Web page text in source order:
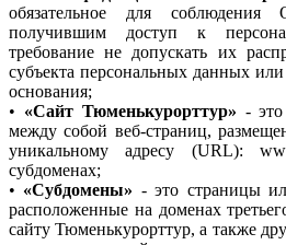
обязательное для
получившим доступ к
требование не допускать их
субъекта персональных данных
основания;
• «Сайт Тюменькурорттур» -
между собой веб-страниц,
уникальному адресу (URL):
субдоменах;
• «Субдомены» - это страницы
расположенные на доменах
сайту Тюменькурорттур, а также